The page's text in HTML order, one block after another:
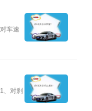
车速
、对刹